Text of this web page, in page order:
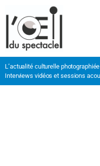
L’actualité culturelle
Interviews vidéos et sessions